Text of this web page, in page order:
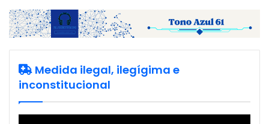
4 Haiti en llamas
5 Agresión en Baní
Medida ilegal, ilegígima e
inconstitucional